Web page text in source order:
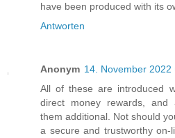
have been produced with its
Antworten
Anonym 14. November 2022
All of these are introduced
direct money rewards, and
them additional. Not should
a secure and trustworthy on-